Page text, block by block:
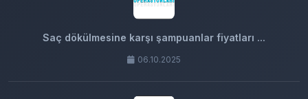
Saç dökülmesine karşı şampuanlar fiyatları ...
06.10.2025